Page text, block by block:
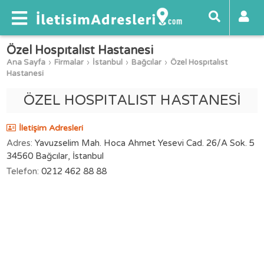
Özel Hospıtalıst Hastanesi
Ana Sayfa Firmalar İstanbul Bağcılar
Özel Hospıtalıst
Hastanesi
ÖZEL HOSPITALIST HASTANESİ
İletişim Adresleri
Adres: Yavuzselim Mah. Hoca Ahmet Yesevi Cad. 26/A Sok. 5
34560 Bağcılar, İstanbul
Telefon: 0212 462 88 88